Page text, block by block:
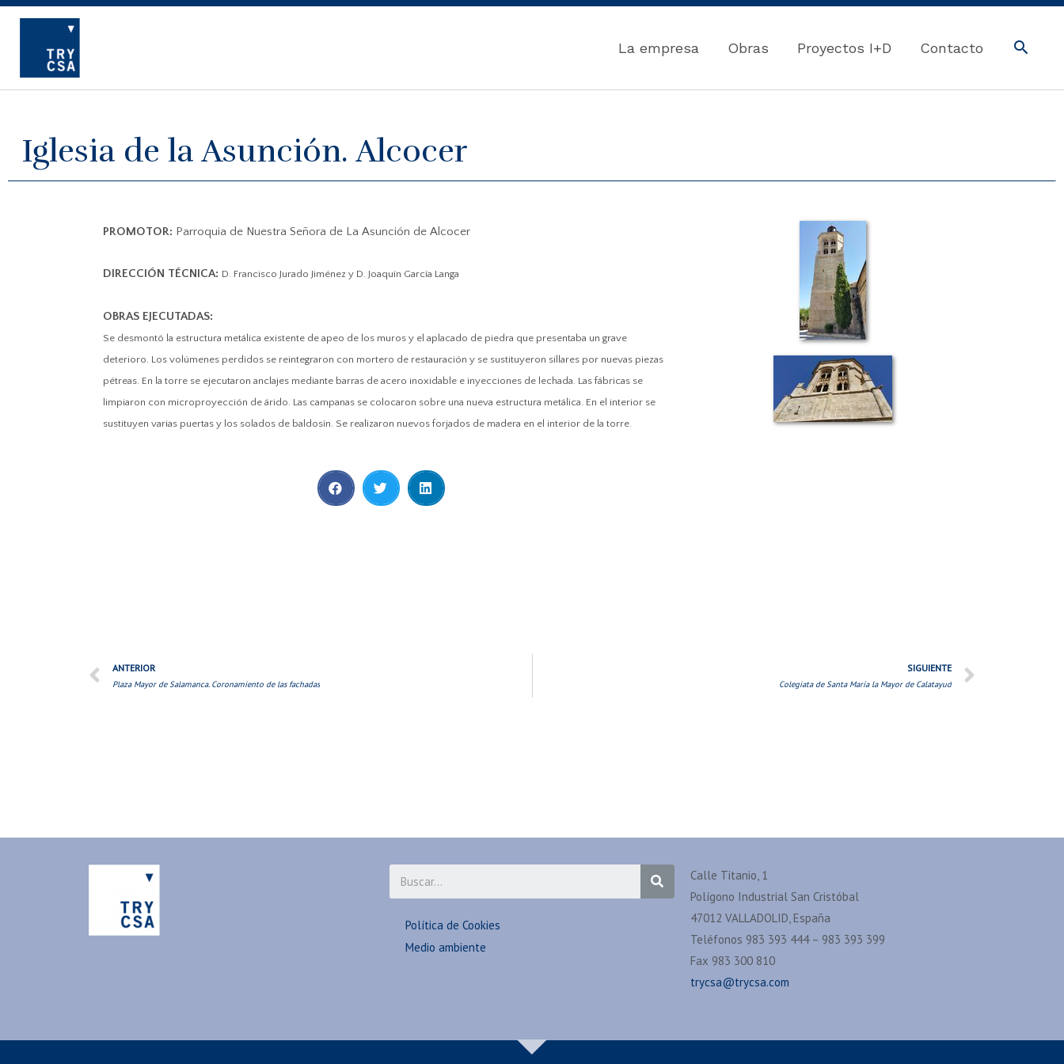
La empresa Obras Proyectos I+D Contacto
Iglesia de la Asunción. Alcocer
PROMOTOR: Parroquia de Nuestra Señora de La Asunción de Alcocer
DIRECCIÓN TÉCNICA: D. Francisco Jurado Jiménez y D. Joaquín García Langa
OBRAS EJECUTADAS:
Se desmontó la estructura metálica existente de apeo de los muros y el aplacado de piedra que presentaba un grave
deterioro. Los volúmenes perdidos se reintegraron con mortero de restauración y se sustituyeron sillares por nuevas piezas
pétreas. En la torre se ejecutaron anclajes mediante barras de acero inoxidable e inyecciones de lechada. Las fábricas se
limpiaron con microproyección de árido. Las campanas se colocaron sobre una nueva estructura metálica. En el interior se
sustituyen varias puertas y los solados de baldosín. Se realizaron nuevos forjados de madera en el interior de la torre.
ANTERIOR
Plaza Mayor de Salamanca. Coronamiento de las fachadas
SIGUIENTE
Colegiata de Santa María la Mayor de Calatayud
Política de Cookies
Medio ambiente
Calle Titanio, 1
Polígono Industrial San Cristóbal
47012 VALLADOLID, España
Teléfonos 983 393 444 – 983 393 399
Fax 983 300 810
trycsa@trycsa.com